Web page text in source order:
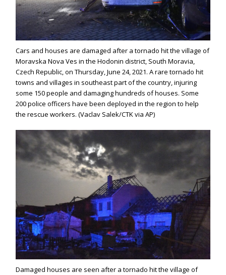
Cars and houses are damaged after a tornado hit the village of
Moravska Nova Ves in the Hodonin district, South Moravia,
Czech Republic, on Thursday, June 24, 2021. A rare tornado hit
towns and villages in southeast part of the country, injuring
some 150 people and damaging hundreds of houses. Some
200 police officers have been deployed in the region to help
the rescue workers. (Vaclav Salek/CTK via AP)
Damaged houses are seen after a tornado hit the village of